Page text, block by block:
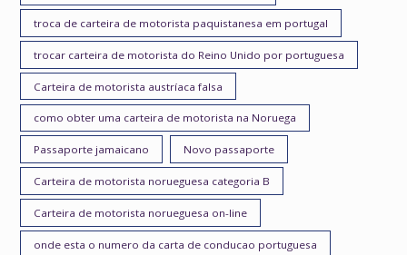
troca de carteira de motorista paquistanesa em portugal
trocar carteira de motorista do Reino Unido por portuguesa
Carteira de motorista austríaca falsa
como obter uma carteira de motorista na Noruega
Passaporte jamaicano Novo passaporte
Carteira de motorista norueguesa categoria B
Carteira de motorista norueguesa on-line
onde esta o numero da carta de conducao portuguesa